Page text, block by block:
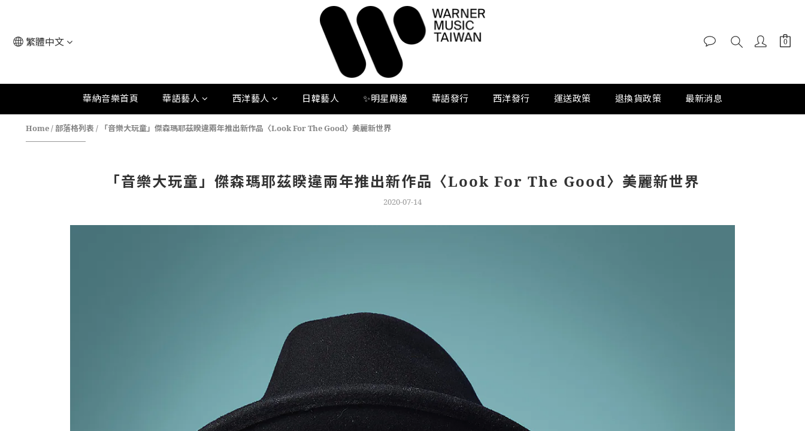
繁體中文
華納音樂首頁 華語藝人 西洋藝人 日韓藝人 ✨明星周邊 華語發行 西洋發行 運送政策 退換貨政策 最新消息
Home/ 部落格列表 / 「音樂大玩童」傑森瑪耶茲睽違兩年推出新作品〈Look For The Good〉美麗新世界
「音樂大玩童」傑森瑪耶茲睽違兩年推出新作品〈Look For The Good〉美麗新世界
2020-07-14